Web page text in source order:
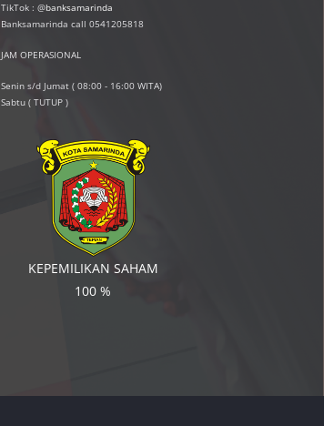
TikTok : @banksamarinda
Banksamarinda call 0541205818
JAM OPERASIONAL
Senin s/d Jumat ( 08:00 - 16:00 WITA)
Sabtu ( TUTUP )
KEPEMILIKAN SAHAM
100 %